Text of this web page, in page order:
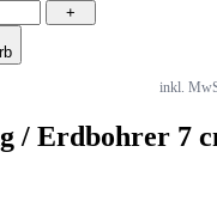
+
inkl.
/ Erdbohrer 7